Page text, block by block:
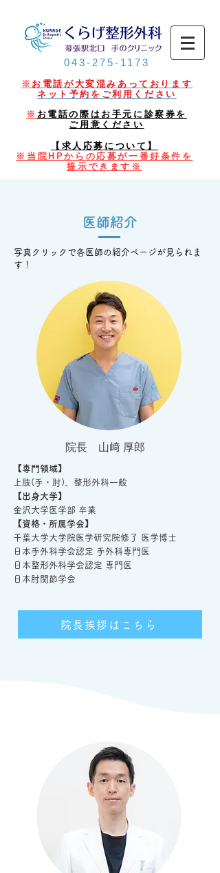
043-275-1173
※ お電話が大変混みあっております
ネット予約をご利用ください
※ お電話の際はお手元に診察券を
ご用意ください
【求人応募について】
※当院HPからの応募が一番好条件を
提示できます※​
医師紹介
​写真クリックで各医師の紹介ページが見られま
す！
​院長 山﨑 厚郎
【専門領域】
上肢(手・肘)、整形外科一般
【出身大学】
金沢大学医学部 卒業
【資格・所属学会】
千葉大学大学院医学研究院修了 医学博士
日本手外科学会認定 手外科専門医
日本整形外科学会認定 専門医
日本肘関節学会
院長挨拶はこちら